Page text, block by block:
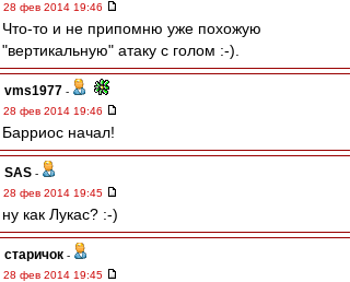
28 фев 2014 19:46
Что-то и не припомню уже похожую
"вертикальную" атаку с голом :-).
vms1977 -
28 фев 2014 19:46
Барриос начал!
SAS -
28 фев 2014 19:45
ну как Лукас? :-)
старичок -
28 фев 2014 19:45